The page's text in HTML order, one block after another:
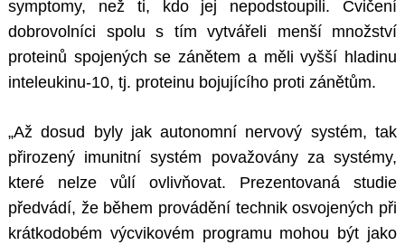
symptomy, než ti, kdo jej nepodstoupili. Cvičení
dobrovolníci spolu s tím vytvářeli menší množství
proteinů spojených se zánětem a měli vyšší hladinu
inteleukinu-10, tj. proteinu bojujícího proti zánětům.
„Až dosud byly jak autonomní nervový systém, tak
přirozený imunitní systém považovány za systémy,
které nelze vůlí ovlivňovat. Prezentovaná studie
předvádí, že během provádění technik osvojených při
krátkodobém výcvikovém programu mohou být jako